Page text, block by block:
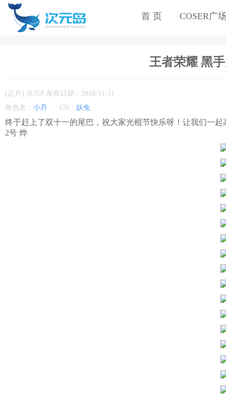
首 页 COSER广
王者荣耀 黑
[正片] 共35P 发布日期：2018-11-11
角色名： 小乔 CN： 妖兔
终于赶上了双十一的尾巴，祝大家光棍节快乐呀！让我们一
2号 烨